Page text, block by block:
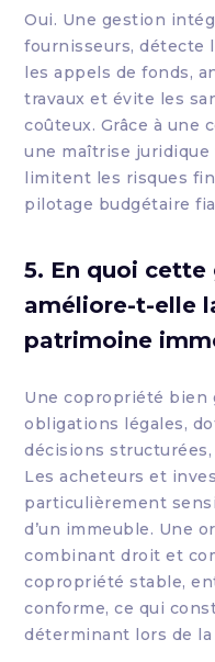
Oui. Une gestion
fournisseurs, détecte
les appels de fonds,
travaux et évite les
coûteux. Grâce à une
une maîtrise
limitent les risques
pilotage budgétaire
5. En quoi
améliore-t-elle
patrimoine
Une copropriété bien
obligations légales,
décisions
Les acheteurs et
particulièrement
d’un immeuble. Une
combinant droit et
copropriété stable,
conforme, ce qui
déterminant lors de la